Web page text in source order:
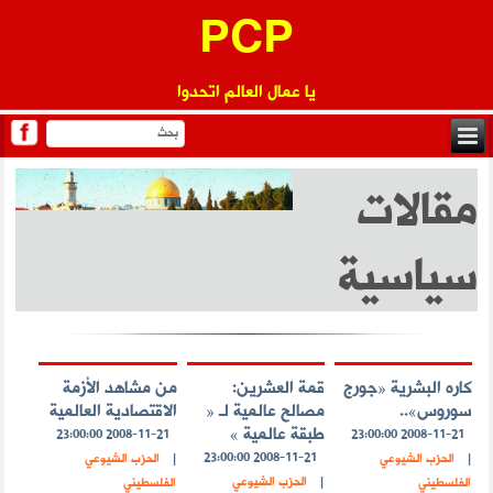
PCP
يا عمال العالم اتحدوا
مقالات
سياسية
كاره البشرية «جورج
سوروس»..
2008-11-21 23:00:00
|
الحزب الشيوعي
الفلسطيني
قمة العشرين:
مصالح عالمية لـ «
طبقة عالمية »
2008-11-21 23:00:00
|
الحزب الشيوعي
من مشاهد الأزمة
الاقتصادية العالمية
2008-11-21 23:00:00
|
الحزب الشيوعي
الفلسطيني